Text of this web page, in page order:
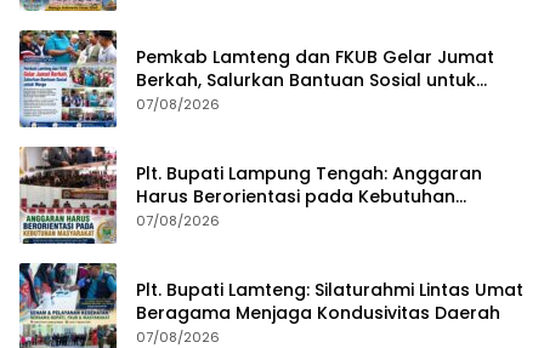
Pemkab Lamteng dan FKUB Gelar Jumat
Berkah, Salurkan Bantuan Sosial untuk
Warga
07/08/2026
Plt. Bupati Lampung Tengah: Anggaran
Harus Berorientasi pada Kebutuhan
Masyarakat
07/08/2026
Plt. Bupati Lamteng: Silaturahmi Lintas Umat
Beragama Menjaga Kondusivitas Daerah
07/08/2026